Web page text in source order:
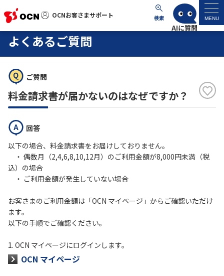
OCNお客さまサポート 検索 MENU
OCNお客さまサポート
サポートトップ
サービス名から探す
工事・故障情報
お問い合わせ
履歴・お気に入り
よくあるご質問
ご質問
料金請求書が届かないのはなぜですか？
回答
以下の場合、料金請求書をお届けしておりません。
・ 偶数月（2,4,6,8,10,12月）のご利用金額が8,000円未満（税
込）の場合
・ ご利用金額が発生していない場合
お客さまのご利用金額は「OCN マイページ」からご確認いただけ
ます。
以下の手順でご確認ください。
1. OCN マイページにログインします。
OCN マイページ